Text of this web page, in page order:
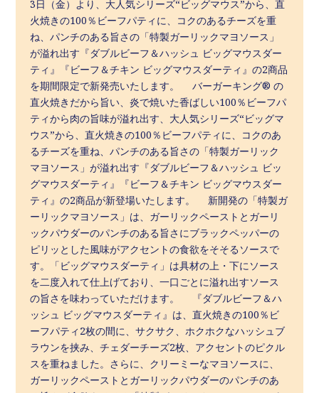
3日（金）より、大人気シリーズ“ビッグマウス”から、直
火焼きの100％ビーフパティに、コクのあるチーズを重
ね、パンチのある旨さの「特製ガーリックマヨソース」
が溢れ出す『ダブルビーフ＆ハッシュ ビッグマウスダー
ティ』『ビーフ＆チキン ビッグマウスダーティ』の2商品
を期間限定で新発売いたします。 バーガーキング® の
直火焼きだから旨い、炎で焼いた香ばしい100％ビーフパ
ティから肉の旨味が溢れ出す、大人気シリーズ“ビッグマ
ウス”から、直火焼きの100％ビーフパティに、コクのあ
るチーズを重ね、パンチのある旨さの「特製ガーリック
マヨソース」が溢れ出す『ダブルビーフ＆ハッシュ ビッ
グマウスダーティ』『ビーフ＆チキン ビッグマウスダー
ティ』の2商品が新登場いたします。 新開発の「特製ガ
ーリックマヨソース」は、ガーリックペーストとガーリ
ックパウダーのパンチのある旨さにブラックペッパーの
ピリッとした風味がアクセントの食欲をそそるソースで
す。「ビッグマウスダーティ」は具材の上・下にソース
を二度入れて仕上げており、一口ごとに溢れ出すソース
の旨さを味わっていただけます。 『ダブルビーフ＆ハ
ッシュ ビッグマウスダーティ』は、直火焼きの100％ビ
ーフパティ2枚の間に、サクサク、ホクホクなハッシュブ
ラウンを挟み、チェダーチーズ2枚、アクセントのピクル
スを重ねました。さらに、クリーミーなマヨソースに、
ガーリックペーストとガーリックパウダーのパンチのあ